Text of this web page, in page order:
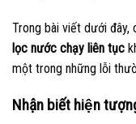
Trong bài viết dưới đây,
lọc nước chạy liên tục
một trong những lỗi
Nhận biết hiện